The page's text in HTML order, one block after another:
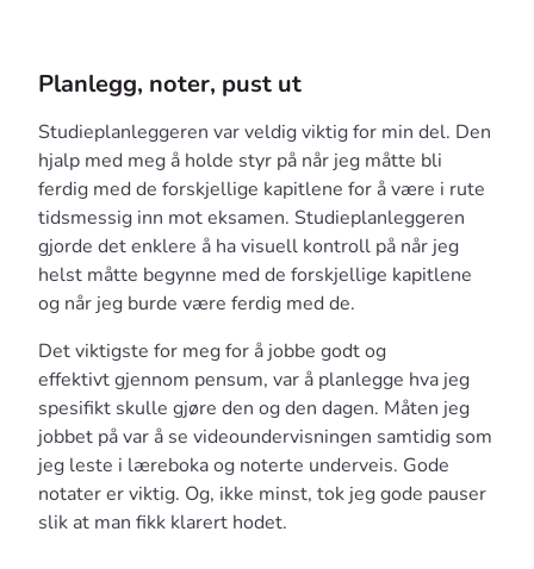
Planlegg, noter, pust ut
Studieplanleggeren var veldig viktig for min del. Den
hjalp med meg å holde styr på når jeg måtte bli
ferdig med de forskjellige kapitlene for å være i rute
tidsmessig inn mot eksamen. Studieplanleggeren
gjorde det enklere å ha visuell kontroll på når jeg
helst måtte begynne med de forskjellige kapitlene
og når jeg burde være ferdig med de.
Det viktigste for meg for å jobbe godt og
effektivt gjennom pensum, var å planlegge hva jeg
spesifikt skulle gjøre den og den dagen. Måten jeg
jobbet på var å se videoundervisningen samtidig som
jeg leste i læreboka og noterte underveis. Gode
notater er viktig. Og, ikke minst, tok jeg gode pauser
slik at man fikk klarert hodet.